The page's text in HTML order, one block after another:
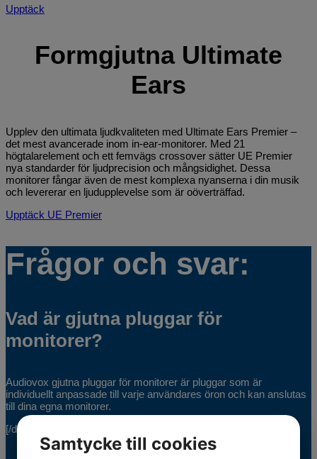
Upptäck
Formgjutna Ultimate
Ears
Upplev den ultimata ljudkvaliteten med Ultimate Ears Premier –
det mest avancerade inom in-ear-monitorer. Med 21
högtalarelement och ett femvägs crossover sätter UE Premier
nya standarder för ljudprecision och mångsidighet. Dessa
monitorer fångar även de mest komplexa nyanserna i din musik
och levererar en ljudupplevelse som är oöverträffad.
Upptäck UE Premier
Frågor och svar:
Vad är gjutna pluggar för
monitorer?
Audiovox gjutna pluggar för monitorer är pluggar som är
individuellt anpassade till varje användares öron och kan anslutas
till dina egna monitorer.
[/div] [/div]
Samtycke till cookies